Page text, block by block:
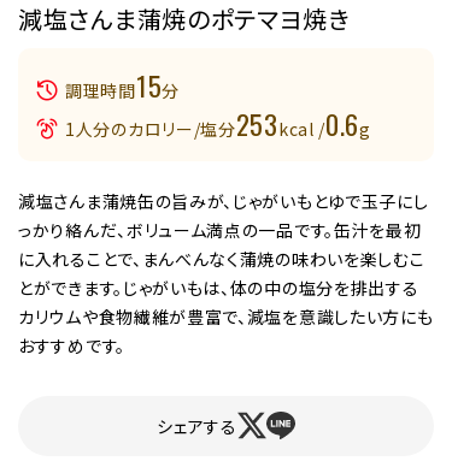
減塩さんま蒲焼のポテマヨ焼き
調理時間15分
1人分のカロリー/塩分253kcal /0.6g
減塩さんま蒲焼缶の旨みが、じゃがいもとゆで玉子にし
っかり絡んだ、ボリューム満点の一品です。缶汁を最初
に入れることで、まんべんなく蒲焼の味わいを楽しむこ
とができます。じゃがいもは、体の中の塩分を排出する
カリウムや食物繊維が豊富で、減塩を意識したい方にも
おすすめです。
シェアする